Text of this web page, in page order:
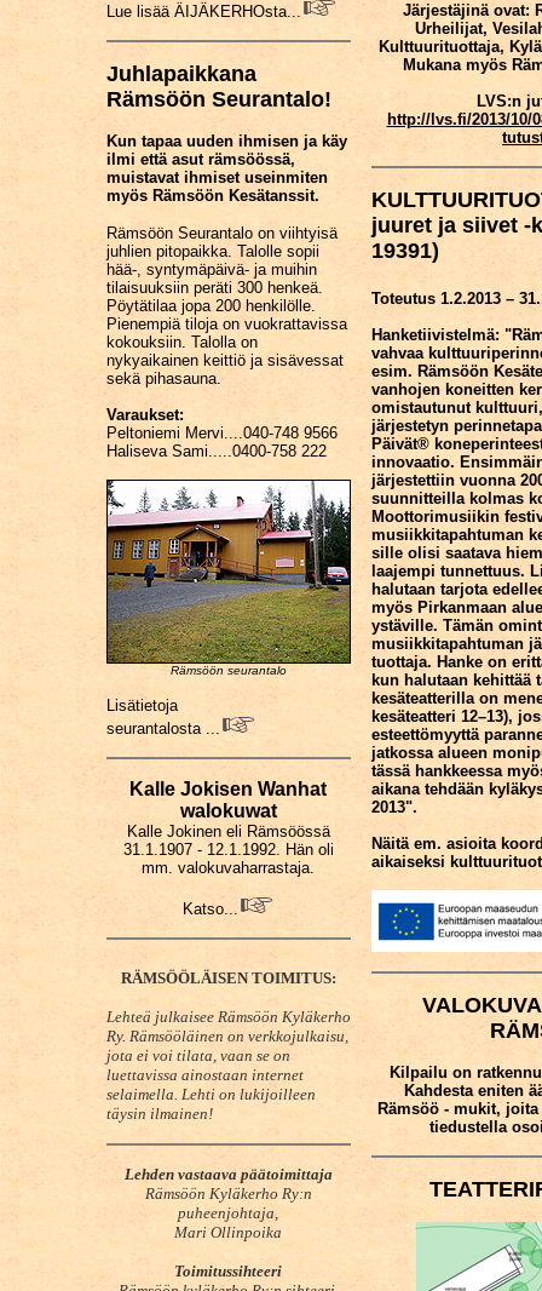
Lue lisää ÄIJÄKERHOsta...
Juhlapaikkana
Rämsöön Seurantalo!
Kun tapaa uuden ihmisen ja käy
ilmi että asut rämsöössä,
muistavat ihmiset useinmiten
myös Rämsöön Kesätanssit.
Rämsöön Seurantalo on viihtyisä
juhlien pitopaikka. Talolle sopii
hää-, syntymäpäivä- ja muihin
tilaisuuksiin peräti 300 henkeä.
Pöytätilaa jopa 200 henkilölle.
Pienempiä tiloja on vuokrattavissa
kokouksiin. Talolla on
nykyaikainen keittiö ja sisävessat
sekä pihasauna.
Varaukset:
Peltoniemi Mervi....040-748 9566
Haliseva Sami.....0400-758 222
Rämsöön seurantalo
Lisätietoja
seurantalosta ...
Kalle Jokisen Wanhat
walokuwat
Kalle Jokinen eli Rämsöössä
31.1.1907 - 12.1.1992. Hän oli
mm. valokuvaharrastaja.
Katso...
RÄMSÖÖLÄISEN TOIMITUS:
Lehteä julkaisee Rämsöön Kyläkerho
Ry. Rämsööläinen on verkkojulkaisu,
jota ei voi tilata, vaan se on
luettavissa ainostaan internet
selaimella. Lehti on lukijoilleen
täysin ilmainen!
Lehden vastaava päätoimittaja
Rämsöön Kyläkerho Ry:n
puheenjohtaja,
Mari Ollinpoika
Toimitussihteeri
Järjestäjinä ovat:
Urheilijat,
Kulttuurituottaja,
Mukana myös
LVS:n
http://lvs.fi/2013/10/
juuret ja siivet -
19391)
Toteutus 1.2.2013 –
Hanketiivistelmä:
vahvaa
esim. Rämsöön
vanhojen koneitten
omistautunut
järjestetyn
Päivät®
innovaatio.
järjestettiin vuonna
suunnitteilla kolmas
Moottorimusiikin
musiikkitapahtuman
sille olisi saatava
laajempi tunnettuus.
halutaan tarjota
myös Pirkanmaan
ystäville. Tämän
musiikkitapahtuman
tuottaja. Hanke on
kun halutaan kehittää
kesäteatterilla on
kesäteatteri 12–13),
esteettömyyttä
jatkossa alueen
tässä hankkeessa
aikana tehdään
2013".
Näitä em. asioita
aikaiseksi
Kilpailu on
Kahdesta eniten
Rämsöö - mukit,
tiedustella